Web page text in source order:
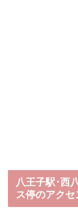
八王子駅･西
ス停のアク